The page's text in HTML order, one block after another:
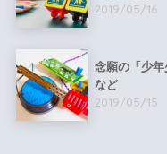
2019/05/16
念願の「少
など
2019/05/15